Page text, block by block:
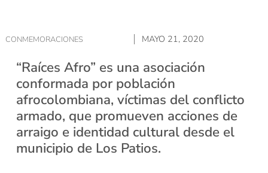
CONMEMORACIONES MAYO 21, 2020
“Raíces Afro” es una asociación
conformada por población
afrocolombiana, víctimas del conflicto
armado, que promueven acciones de
arraigo e identidad cultural desde el
municipio de Los Patios.